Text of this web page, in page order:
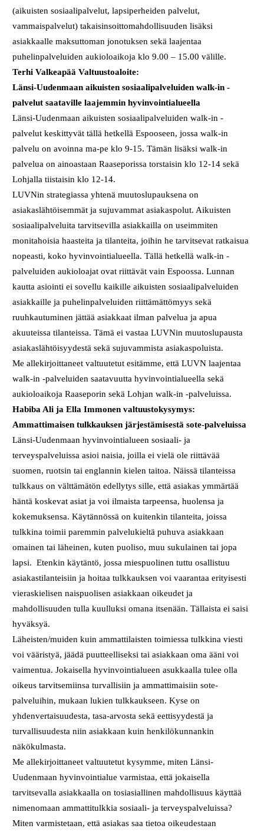
(aikuisten sosiaalipalvelut, lapsiperheiden palvelut,
vammaispalvelut) takaisinsoittomahdollisuuden lisäksi
asiakkaalle maksuttoman jonotuksen sekä laajentaa
puhelinpalveluiden aukioloaikoja klo 9.00 – 15.00 välille.
Terhi Valkeapää Valtuustoaloite:
Länsi-Uudenmaan aikuisten sosiaalipalveluiden walk-in -
palvelut saataville laajemmin hyvinvointialueella
Länsi-Uudenmaan aikuisten sosiaalipalveluiden walk-in -
palvelut keskittyvät tällä hetkellä Espooseen, jossa walk-in
palvelu on avoinna ma-pe klo 9-15. Tämän lisäksi walk-in
palvelua on ainoastaan Raaseporissa torstaisin klo 12-14 sekä
Lohjalla tiistaisin klo 12-14.
LUVNin strategiassa yhtenä muutoslupauksena on
asiakaslähtöisemmät ja sujuvammat asiakaspolut. Aikuisten
sosiaalipalveluita tarvitsevilla asiakkailla on useimmiten
monitahoisia haasteita ja tilanteita, joihin he tarvitsevat ratkaisua
nopeasti, koko hyvinvointialueella. Tällä hetkellä walk-in -
palveluiden aukioloajat ovat riittävät vain Espoossa. Lunnan
kautta asiointi ei sovellu kaikille aikuisten sosiaalipalveluiden
asiakkaille ja puhelinpalveluiden riittämättömyys sekä
ruuhkautuminen jättää asiakkaat ilman palvelua ja apua
akuuteissa tilanteissa. Tämä ei vastaa LUVNin muutoslupausta
asiakaslähtöisyydestä sekä sujuvammista asiakaspoluista.
Me allekirjoittaneet valtuutetut esitämme, että LUVN laajentaa
walk-in -palveluiden saatavuutta hyvinvointialueella sekä
aukioloaikoja Raaseporin sekä Lohjan walk-in -palveluissa.
Habiba Ali ja Ella Immonen valtuustokysymys:
Ammattimaisen tulkkauksen järjestämisestä sote-palveluissa
Länsi-Uudenmaan hyvinvointialueen sosiaali- ja
terveyspalveluissa asioi naisia, joilla ei vielä ole riittävää
suomen, ruotsin tai englannin kielen taitoa. Näissä tilanteissa
tulkkaus on välttämätön edellytys sille, että asiakas ymmärtää
häntä koskevat asiat ja voi ilmaista tarpeensa, huolensa ja
kokemuksensa. Käytännössä on kuitenkin tilanteita, joissa
tulkkina toimii paremmin palvelukieltä puhuva asiakkaan
omainen tai läheinen, kuten puoliso, muu sukulainen tai jopa
lapsi. Etenkin käytäntö, jossa miespuolinen tuttu osallistuu
asiakastilanteisiin ja hoitaa tulkkauksen voi vaarantaa erityisesti
vieraskielisen naispuolisen asiakkaan oikeudet ja
mahdollisuuden tulla kuulluksi omana itsenään. Tällaista ei saisi
hyväksyä.
Läheisten/muiden kuin ammattilaisten toimiessa tulkkina viesti
voi vääristyä, jäädä puutteelliseksi tai asiakkaan oma ääni voi
vaimentua. Jokaisella hyvinvointialueen asukkaalla tulee olla
oikeus tarvitsemiinsa turvallisiin ja ammattimaisiin sote-
palveluihin, mukaan lukien tulkkaukseen. Kyse on
yhdenvertaisuudesta, tasa-arvosta sekä eettisyydestä ja
turvallisuudesta niin asiakkaan kuin henkilökunnankin
näkökulmasta.
Me allekirjoittaneet valtuutetut kysymme, miten Länsi-
Uudenmaan hyvinvointialue varmistaa, että jokaisella
tarvitsevalla asiakkaalla on tosiasiallinen mahdollisuus käyttää
nimenomaan ammattitulkkia sosiaali- ja terveyspalveluissa?
Miten varmistetaan, että asiakas saa tietoa oikeudestaan